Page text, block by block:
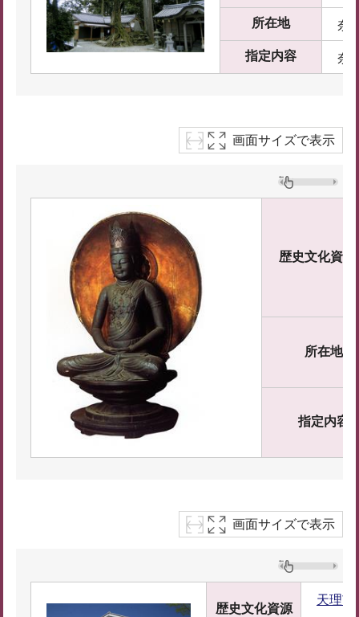
所在地 奈
指定内容 奈
画面サイズで表示
歴史文化資源
所在地
指定内容
画面サイズで表示
歴史文化資源
天理市